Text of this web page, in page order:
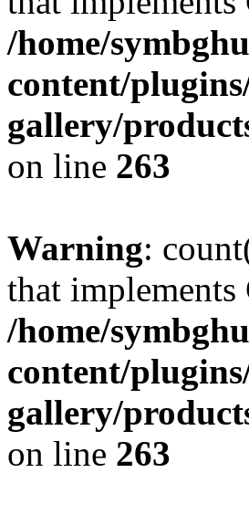
/home/
content/
gallery/
on line 263
Warning:
that
/home/
content/
gallery/
on line 263